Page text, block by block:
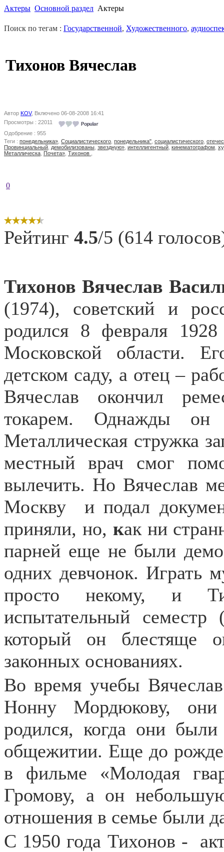
Актеры Основной раздел Актеры
Поиск по тегам : Государственной, Художественного,
Тихонов Вячеслав
Автор KOV, Включено 06-08-2008 16:41
Просмотры : 22011
Одобрение : 955
Теги : понедельника» Социалистического понедельника" социалистического
Провинциальный демобилизованы звездную» интеллигентный кинематографом
Металлическа Почета» Тихонов
0
Рейтинг 4.5/5 (614
Тихонов Вячеслав
(1974), советский и
родился 8 февраля
Московской области.
детском саду, а отец –
Вячеслав окончил
токарем. Однажды
он
Металлическая стружка
местный врач смог
вылечить. Но Вячеслав
Москву
и подал
приняли, но, как ни
парней еще не были
одних девчонок. Играть
просто некому, и
испытательный
который он блестяще
законных основаниях.
Во время учебы
Нонну Мордюкову,
родился, когда они
общежитии. Еще до
в фильме «Молодая
Громову, а он
отношения в семье были
С 1950 года Тихонов -